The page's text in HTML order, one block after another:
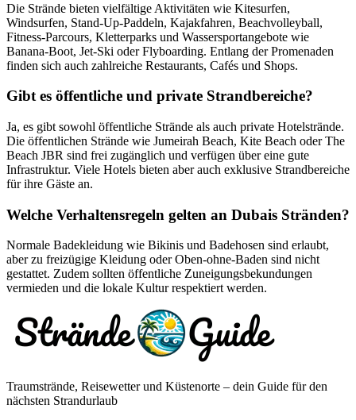
Die Strände bieten vielfältige Aktivitäten wie Kitesurfen,
Windsurfen, Stand-Up-Paddeln, Kajakfahren, Beachvolleyball,
Fitness-Parcours, Kletterparks und Wassersportangebote wie
Banana-Boot, Jet-Ski oder Flyboarding. Entlang der Promenaden
finden sich auch zahlreiche Restaurants, Cafés und Shops.
Gibt es öffentliche und private Strandbereiche?
Ja, es gibt sowohl öffentliche Strände als auch private Hotelstrände.
Die öffentlichen Strände wie Jumeirah Beach, Kite Beach oder The
Beach JBR sind frei zugänglich und verfügen über eine gute
Infrastruktur. Viele Hotels bieten aber auch exklusive Strandbereiche
für ihre Gäste an.
Welche Verhaltensregeln gelten an Dubais Stränden?
Normale Badekleidung wie Bikinis und Badehosen sind erlaubt,
aber zu freizügige Kleidung oder Oben-ohne-Baden sind nicht
gestattet. Zudem sollten öffentliche Zuneigungsbekundungen
vermieden und die lokale Kultur respektiert werden.
Traumstrände, Reisewetter und Küstenorte – dein Guide für den
nächsten Strandurlaub